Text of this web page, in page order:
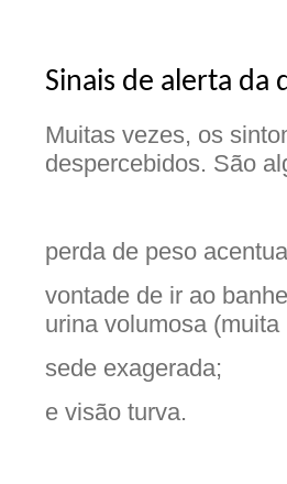
Sinais de alerta da
Muitas vezes, os
despercebidos. São
perda de peso
vontade de ir ao
urina volumosa (muita
sede exagerada;
e visão turva.